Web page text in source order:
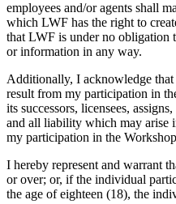
employees and/or agents shall
which LWF has the right to
that LWF is under no obligation
or information in any way.
Additionally, I acknowledge
result from my participation in
its successors, licensees,
and all liability which may arise
my participation in the
I hereby represent and warrant
or over; or, if the individual
the age of eighteen (18), the